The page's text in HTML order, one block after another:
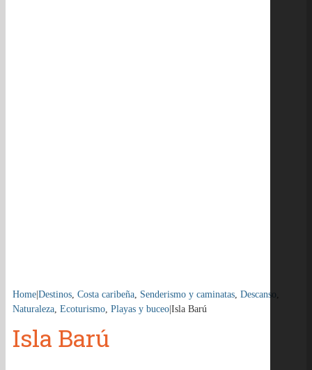
Home Destinos, Costa caribeña, Senderismo y caminatas, Descanso,
Naturaleza, Ecoturismo, Playas y buceo Isla Barú
Isla Barú